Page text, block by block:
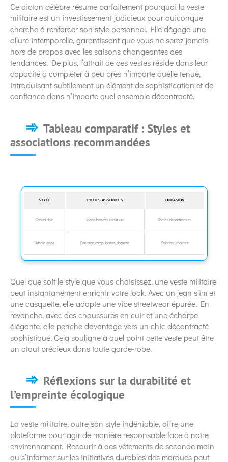
Ce dicton célèbre résume parfaitement pourquoi la veste
militaire est un investissement judicieux pour quiconque
cherche à renforcer son style personnel. Elle dégage une
allure intemporelle, garantissant que vous ne serez jamais
hors de propos avec les saisons changeantes des
tendances. De plus, l’attrait de ces vestes réside dans leur
capacité à compléter à peu près n’importe quelle tenue,
introduisant subtilement un élément de sophistication et de
confiance dans n’importe quel ensemble décontracté.
Tableau comparatif : Styles et
associations recommandées
STYLE PIÈCES ASSOCIÉES OCCASION
Casual chic Jeans, baskets, t-shirt uni Sorties décontractées
Urbain érigé Pantalon cargo, bottes, chemise Balades urbaines
Quel que soit le style que vous choisissez, une veste militaire
peut instantanément enrichir votre look. Avec un jean slim et
une casquette, elle adopte une vibe streetwear épurée. En
revanche, avec des chaussures en cuir et une écharpe
élégante, elle penche davantage vers un chic décontracté
sophistiqué. Cela souligne à quel point cette veste peut être
un atout précieux dans toute garde-robe.
Réflexions sur la durabilité et
l’empreinte écologique
La veste militaire, outre son style indéniable, offre une
plateforme pour agir de manière responsable face à notre
environnement. Recourir à des vêtements de seconde main
ou s’informer sur les initiatives durables des marques peut